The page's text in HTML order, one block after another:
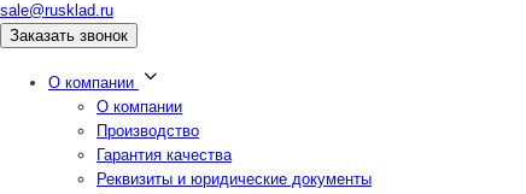
sale@rusklad.ru
Заказать звонок
О компании
О компании
Производство
Гарантия качества
Реквизиты и юридические документы